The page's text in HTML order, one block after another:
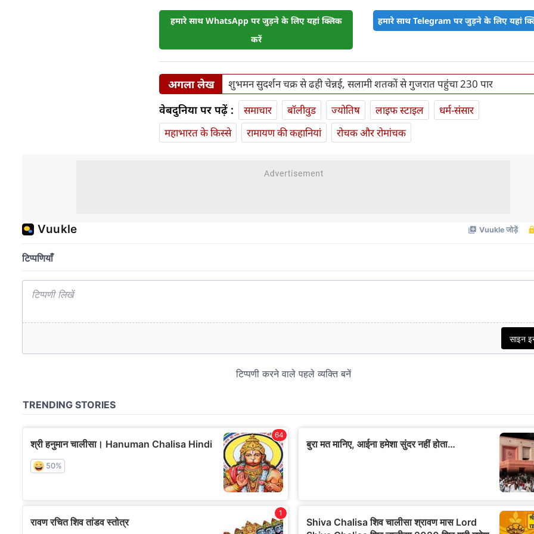
हमारे साथ WhatsApp पर जुड़ने के लिए यहां क्लिक
करें
हमारे साथ Telegram पर जुड़ने के लिए यहां
अगला लेख शुभमन सुदर्शन चक्र से ढही चेन्नई, सलामी शतकों से गुजरात पहुंचा 230 पार
वेबदुनिया पर पढ़ें : समाचार बॉलीवुड ज्योतिष लाइफ स्‍टाइल
धर्म-संसार
महाभारत के किस्से
रामायण की कहानियां रोचक और रोमांचक